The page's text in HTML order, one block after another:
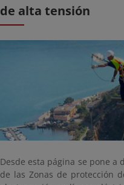
de alta tensión
Desde esta página se pone
de las Zonas de protección